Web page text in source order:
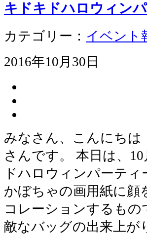
キドキドハロウィン
カテゴリー： イベント
2016年10月30日
みなさん、こんにち
さんです。 本日は、
ドハロウィンパーテ
かぼちゃの画用紙に顔
コレーションするも
敵なバッグの出来上